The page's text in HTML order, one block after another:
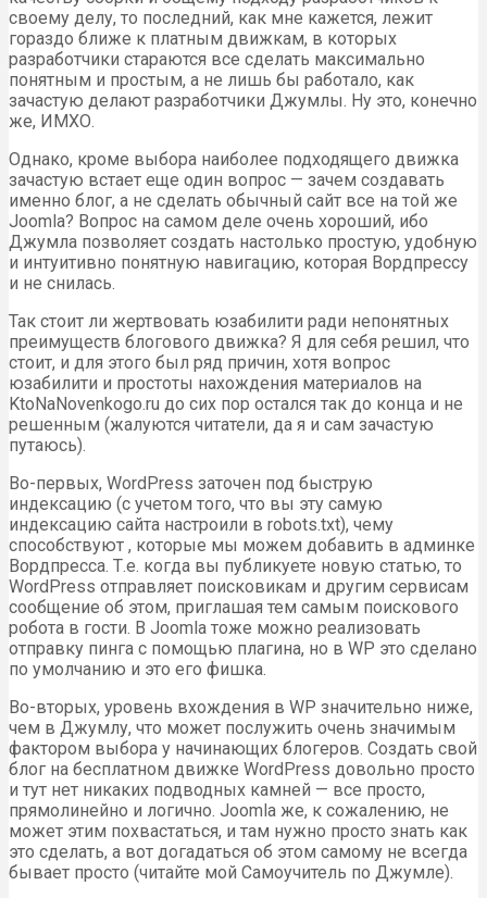
своему делу, то последний, как мне кажется, лежит
гораздо ближе к платным движкам, в которых
разработчики стараются все сделать максимально
понятным и простым, а не лишь бы работало, как
зачастую делают разработчики Джумлы. Ну это, конечно
же, ИМХО.
Однако, кроме выбора наиболее подходящего движка
зачастую встает еще один вопрос — зачем создавать
именно блог, а не сделать обычный сайт все на той же
Joomla? Вопрос на самом деле очень хороший, ибо
Джумла позволяет создать настолько простую, удобную
и интуитивно понятную навигацию, которая Вордпрессу
и не снилась.
Так стоит ли жертвовать юзабилити ради непонятных
преимуществ блогового движка? Я для себя решил, что
стоит, и для этого был ряд причин, хотя вопрос
юзабилити и простоты нахождения материалов на
KtoNaNovenkogo.ru до сих пор остался так до конца и не
решенным (жалуются читатели, да я и сам зачастую
путаюсь).
Во-первых, WordPress заточен под быструю
индексацию (с учетом того, что вы эту самую
индексацию сайта настроили в robots.txt), чему
способствуют , которые мы можем добавить в админке
Вордпресса. Т.е. когда вы публикуете новую статью, то
WordPress отправляет поисковикам и другим сервисам
сообщение об этом, приглашая тем самым поискового
робота в гости. В Joomla тоже можно реализовать
отправку пинга с помощью плагина, но в WP это сделано
по умолчанию и это его фишка.
Во-вторых, уровень вхождения в WP значительно ниже,
чем в Джумлу, что может послужить очень значимым
фактором выбора у начинающих блогеров. Создать свой
блог на бесплатном движке WordPress довольно просто
и тут нет никаких подводных камней — все просто,
прямолинейно и логично. Joomla же, к сожалению, не
может этим похвастаться, и там нужно просто знать как
это сделать, а вот догадаться об этом самому не всегда
бывает просто (читайте мой Самоучитель по Джумле).